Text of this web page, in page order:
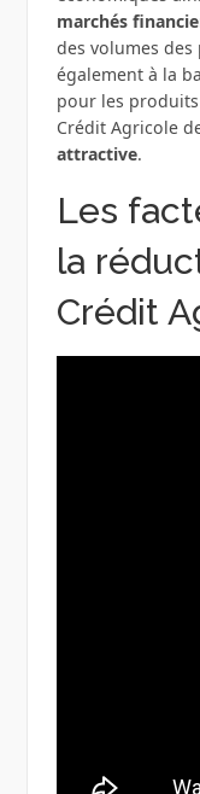
marchés
des volumes des
également à la
pour les produits
Crédit Agricole
attractive.
Les
la
Crédit